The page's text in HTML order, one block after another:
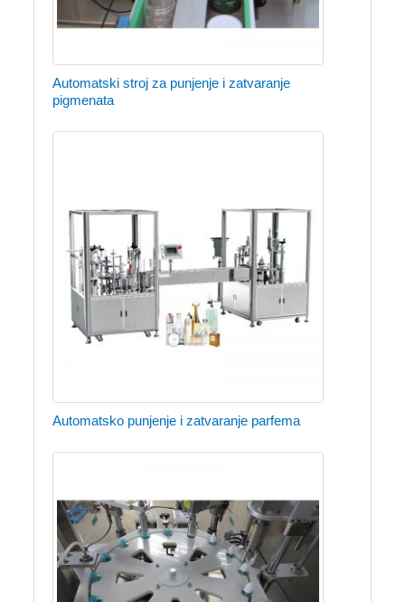
Automatski stroj za punjenje i zatvaranje
pigmenata
Automatsko punjenje i zatvaranje parfema